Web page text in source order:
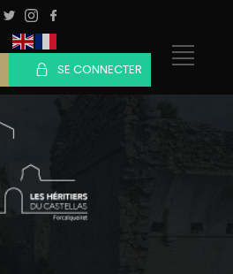
SE CONNECTER